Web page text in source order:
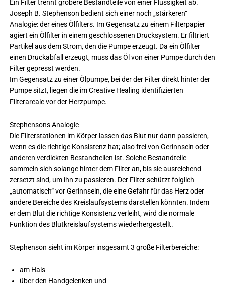
Ein Filter trennt gröbere Bestandteile von einer Flüssigkeit ab.
Joseph B. Stephenson bedient sich einer noch „stärkeren“
Analogie: der eines Ölfilters. Im Gegensatz zu einem Filterpapier
agiert ein Ölfilter in einem geschlossenen Drucksystem. Er filtriert
Partikel aus dem Strom, den die Pumpe erzeugt. Da ein Ölfilter
einen Druckabfall erzeugt, muss das Öl von einer Pumpe durch den
Filter gepresst werden.
Im Gegensatz zu einer Ölpumpe, bei der der Filter direkt hinter der
Pumpe sitzt, liegen die im Creative Healing identifizierten
Filterareale vor der Herzpumpe.
Stephensons Analogie
Die Filterstationen im Körper lassen das Blut nur dann passieren,
wenn es die richtige Konsistenz hat; also frei von Gerinnseln oder
anderen verdickten Bestandteilen ist. Solche Bestandteile
sammeln sich solange hinter dem Filter an, bis sie ausreichend
zersetzt sind, um ihn zu passieren. Der Filter schützt folglich
„automatisch“ vor Gerinnseln, die eine Gefahr für das Herz oder
andere Bereiche des Kreislaufsystems darstellen könnten. Indem
er dem Blut die richtige Konsistenz verleiht, wird die normale
Funktion des Blutkreislaufsystems wiederhergestellt.
Stephenson sieht im Körper insgesamt 3 große Filterbereiche:
am Hals
über den Handgelenken und